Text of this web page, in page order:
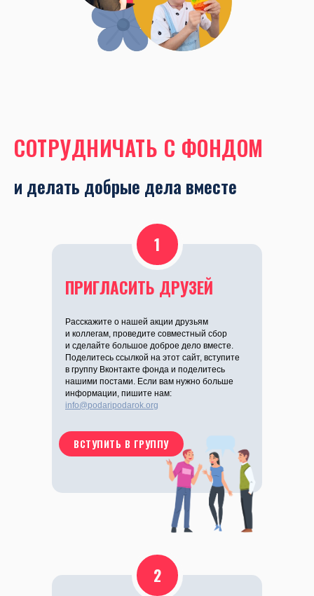
СОТРУДНИЧАТЬ С ФОНДОМ
и делать добрые дела вместе
ПРИГЛАСИТЬ ДРУЗЕЙ
Расскажите о нашей акции друзьям
и коллегам, проведите совместный сбор
и сделайте большое доброе дело вместе.
Поделитесь ссылкой на этот сайт, вступите
в группу Вконтакте фонда и поделитесь
нашими постами. Если вам нужно больше
информации, пишите нам:
info@podaripodarok.org
1
2
ВСТУПИТЬ В ГРУППУ